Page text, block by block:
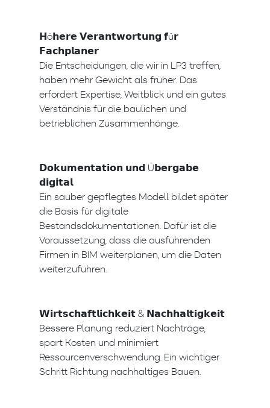
𝗛ö𝗵𝗲𝗿𝗲 𝗩𝗲𝗿𝗮𝗻𝘁𝘄𝗼𝗿𝘁𝘂𝗻𝗴 𝗳ü𝗿
𝗙𝗮𝗰𝗵𝗽𝗹𝗮𝗻𝗲𝗿
Die Entscheidungen, die wir in LP3 treffen,
haben mehr Gewicht als früher. Das
erfordert Expertise, Weitblick und ein gutes
Verständnis für die baulichen und
betrieblichen Zusammenhänge.
𝗗𝗼𝗸𝘂𝗺𝗲𝗻𝘁𝗮𝘁𝗶𝗼𝗻 𝘂𝗻𝗱 Ü𝗯𝗲𝗿𝗴𝗮𝗯𝗲
𝗱𝗶𝗴𝗶𝘁𝗮𝗹
Ein sauber gepflegtes Modell bildet später
die Basis für digitale
Bestandsdokumentationen. Dafür ist die
Voraussetzung, dass die ausführenden
Firmen in BIM weiterplanen, um die Daten
weiterzuführen.
𝗪𝗶𝗿𝘁𝘀𝗰𝗵𝗮𝗳𝘁𝗹𝗶𝗰𝗵𝗸𝗲𝗶𝘁 & 𝗡𝗮𝗰𝗵𝗵𝗮𝗹𝘁𝗶𝗴𝗸𝗲𝗶𝘁
Bessere Planung reduziert Nachträge,
spart Kosten und minimiert
Ressourcenverschwendung. Ein wichtiger
Schritt Richtung nachhaltiges Bauen.